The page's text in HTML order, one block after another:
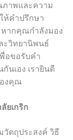
ภาพและความ
ห้คำปรึกษา
หากคุณกำลังมอง
ะวิทยานิพนธ์
พื่อขอรับคำ
นเอง เรายินดี
องคุณ
ยเกริก
วัตถุประสงค์ วิธี